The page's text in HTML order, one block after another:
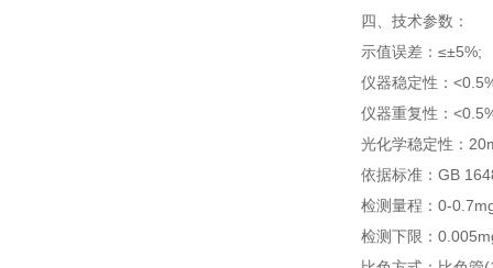
四、技术参数：
示值误差：≤±5%;
仪器稳定性：
仪器重复性：
光化学稳定性：
依据标准：GB
检测量程：0-
检测下限：